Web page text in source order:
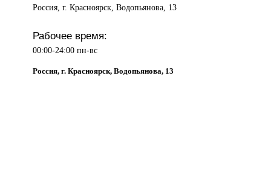
Россия, г. Красноярск, Водопьянова, 13
Рабочее время:
00:00-24:00 пн-вс
Россия, г. Красноярск, Водопьянова, 13